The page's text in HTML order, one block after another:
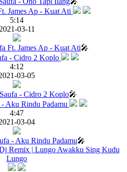
5:14
2021-03-11
Ft. James Ap - Kuat Ati🎤
4:12
03-05
- Cidro 2 Koplo🎤
4:47
03-04
- Aku Rindu Padamu🎤